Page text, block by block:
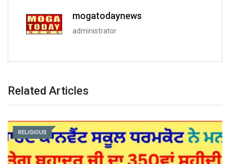
mogatodaynews
administrator
Related Articles
RELIGIOUS